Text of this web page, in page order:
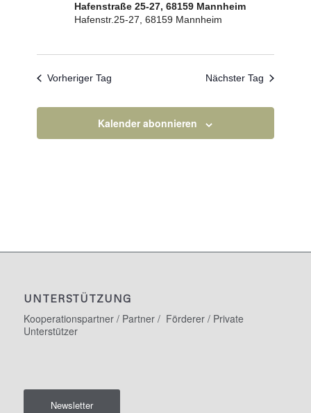
Hafenstraße 25-27, 68159 Mannheim
Hafenstr.25-27, 68159 Mannheim
Vorheriger Tag Nächster Tag
Kalender abonnieren
UNTERSTÜTZUNG
Kooperationspartner / Partner / Förderer / Private
Unterstützer
Newsletter